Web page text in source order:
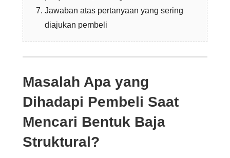
Jawaban atas pertanyaan yang sering
diajukan pembeli
Masalah Apa yang
Dihadapi Pembeli Saat
Mencari Bentuk Baja
Struktural?